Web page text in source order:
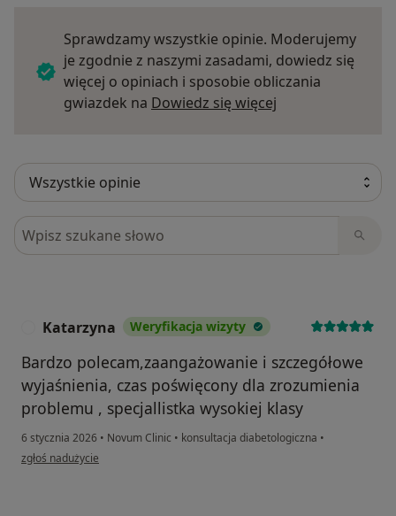
Sprawdzamy wszystkie opinie. Moderujemy
je zgodnie z naszymi zasadami, dowiedz się
więcej o opiniach i sposobie obliczania
gwiazdek na Dowiedz się więcej
Szukaj w opiniach
Katarzyna Weryfikacja wizyty
Bardzo polecam,zaangażowanie i szczegółowe
wyjaśnienia, czas poświęcony dla zrozumienia
problemu , specjallistka wysokiej klasy
6 stycznia 2026 • Novum Clinic • konsultacja diabetologiczna •
w opinii użytkownika Katarzyna
zgłoś nadużycie